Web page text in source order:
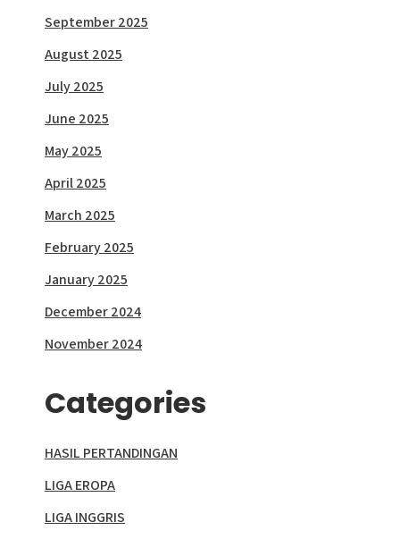
September 2025
August 2025
July 2025
June 2025
May 2025
April 2025
March 2025
February 2025
January 2025
December 2024
November 2024
Categories
HASIL PERTANDINGAN
LIGA EROPA
LIGA INGGRIS